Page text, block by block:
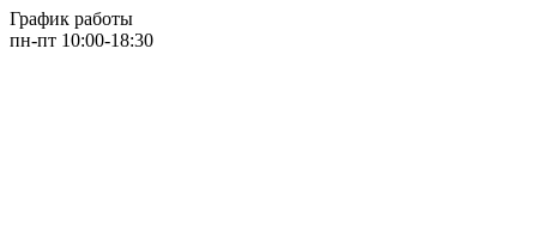
График работы
пн-пт 10:00-18:30